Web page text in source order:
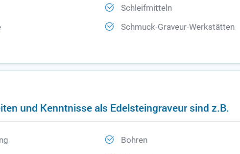
Schleifmitteln
Schmuck-Graveur-Werkstätten
und Kenntnisse als Edelsteingraveur sind z.B.
Bohren